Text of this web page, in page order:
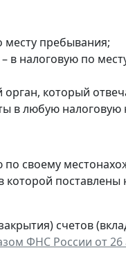
месту пребывания;
в налоговую по
который
в любую налоговую
по своему
которой поставлены
счетов
ФНС России от 26